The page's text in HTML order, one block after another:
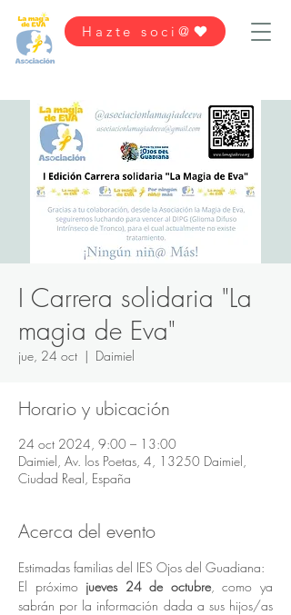
Hazte soci@
I Carrera solidaria "La
magia de Eva"
jue, 24 oct
  |
Daimiel
Horario y ubicación
24 oct 2024, 9:00 – 13:00
Daimiel, Av. los Poetas, 4, 13250 Daimiel,
Ciudad Real, España
Acerca del evento
Estimadas familias del IES Ojos del Guadiana:
El próximo jueves 24 de octubre, como ya
sabrán por la información dada a sus hijos/as